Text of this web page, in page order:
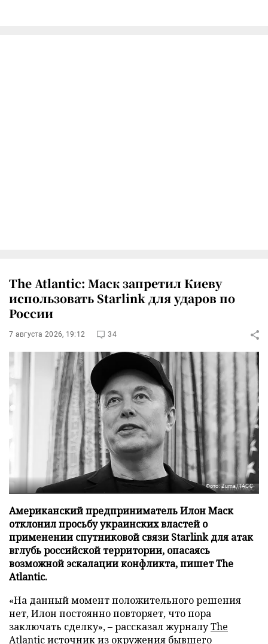
The Atlantic: Маск запретил Киеву
использовать Starlink для ударов по
России
7 августа 2026, 19:12 34
Фото: Zuma/ТАСС
Американский предприниматель Илон Маск
отклонил просьбу украинских властей о
применении спутниковой связи Starlink для атак
вглубь российской территории, опасаясь
возможной эскалации конфликта, пишет The
Atlantic.
«На данный момент положительного решения
нет, Илон постоянно повторяет, что пора
заключать сделку», – рассказал журналуThe
Atlanticисточник из окружения бывшего